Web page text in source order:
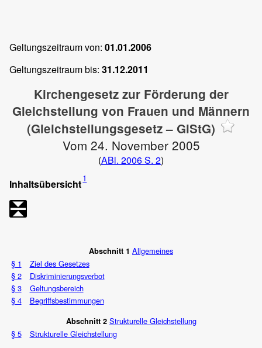
Geltungszeitraum von: 01.01.2006
Geltungszeitraum bis: 31.12.2011
Kirchengesetz zur Förderung der
Gleichstellung von Frauen und Männern
(Gleichstellungsgesetz – GlStG)
Vom 24. November 2005
(ABl. 2006 S. 2)
Inhaltsübersicht1
Abschnitt 1 Allgemeines
§ 1
Ziel des Gesetzes
§ 2
Diskriminierungsverbot
§ 3
Geltungsbereich
§ 4
Begriffsbestimmungen
Abschnitt 2 Strukturelle Gleichstellung
§ 5
Strukturelle Gleichstellung